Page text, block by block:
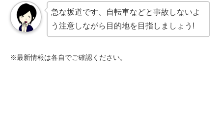
急な坂道です、自転車などと事故しないよ
う注意しながら目的地を目指しましょう!
※最新情報は各自でご確認ください。